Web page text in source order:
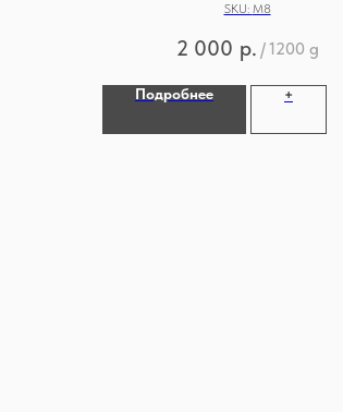
SKU: М8
2 000 р. /1200 g
Подробнее +